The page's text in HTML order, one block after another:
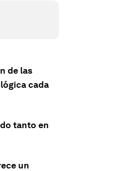
de las
cada
tanto en
un